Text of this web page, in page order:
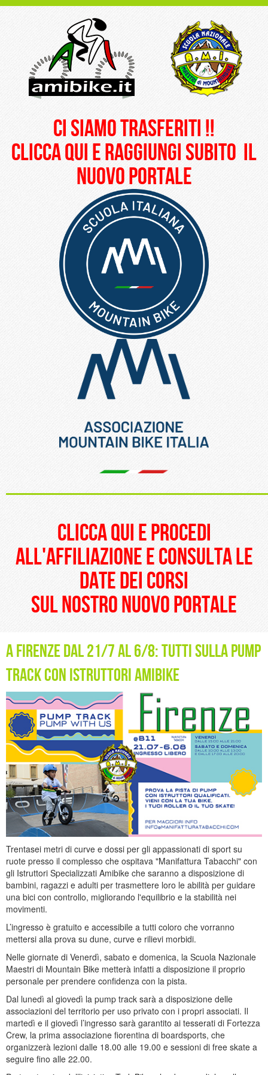
ci siamo trasferiti !!
clicca qui e raggiungi subito il
nuovo portale
clicca qui e procedi
all'affiliazione e consulta le
date dei corsi
sul nostro nuovo portale
A Firenze dal 21/7 al 6/8: tutti sulla Pump
Track con Istruttori Amibike
Trentasei metri di curve e dossi per gli appassionati di sport su
ruote presso il complesso che ospitava "Manifattura Tabacchi" con
gli Istruttori Specializzati Amibike che saranno a disposizione di
bambini, ragazzi e adulti per trasmettere loro le abilità per guidare
una bici con controllo, migliorando l'equilibrio e la stabilità nei
movimenti.
L’ingresso è gratuito e accessibile a tutti coloro che vorranno
mettersi alla prova su dune, curve e rilievi morbidi.
Nelle giornate di Venerdì, sabato e domenica, la Scuola Nazionale
Maestri di Mountain Bike metterà infatti a disposizione il proprio
personale per prendere confidenza con la pista.
Dal lunedì al giovedì la pump track sarà a disposizione delle
associazioni del territorio per uso privato con i propri associati. Il
martedì e il giovedì l’ingresso sarà garantito ai tesserati di Fortezza
Crew, la prima associazione fiorentina di boardsports, che
organizzerà lezioni dalle 18.00 alle 19.00 e sessioni di free skate a
seguire fino alle 22.00.